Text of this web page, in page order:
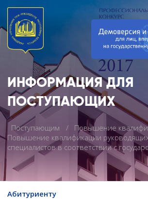
ИНФОРМАЦИЯ ДЛЯ
ПОСТУПАЮЩИХ
Поступающим
Повышение
Повышение квалификации
специалистов в соответствии с
Абитуриенту